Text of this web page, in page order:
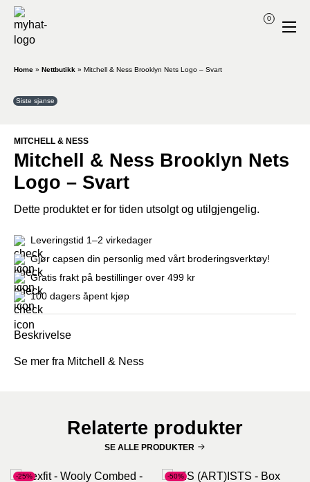
0
Home » Nettbutikk » Mitchell & Ness Brooklyn Nets Logo – Svart
Siste sjanse
MITCHELL & NESS
Mitchell & Ness Brooklyn Nets
Logo – Svart
Dette produktet er for tiden utsolgt og utilgjengelig.
Leveringstid 1–2 virkedager
Gjør capsen din personlig med vårt broderingsverktøy!
Gratis frakt på bestillinger over 499 kr
100 dagers åpent kjøp
Beskrivelse
Se mer fra Mitchell & Ness
Relaterte produkter
SE ALLE PRODUKTER
-25% -50%